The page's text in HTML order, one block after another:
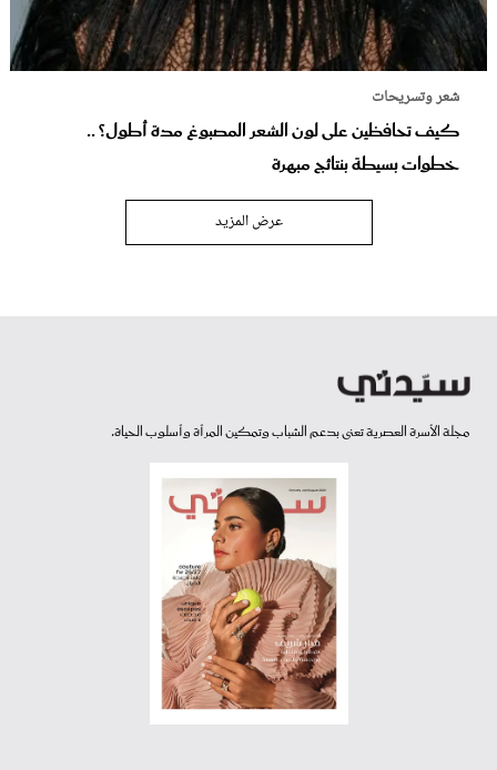
شعر وتسريحات
كيف تحافظين على لون الشعر المصبوغ مدة أطول؟ ..
خطوات بسيطة بنتائج مبهرة
عرض المزيد
مجلة الأسرة العصرية تعنى بدعم الشباب وتمكين المرأة وأسلوب الحياة.